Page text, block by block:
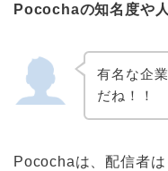
Pocochaの知名度や
有名な企
だね！！
Pocochaは、配信者